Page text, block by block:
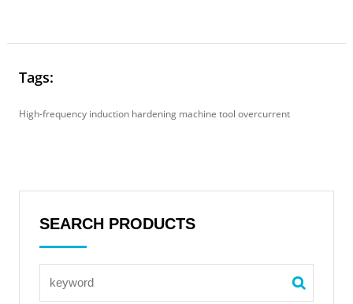
Tags:
High-frequency induction hardening machine tool overcurrent
SEARCH PRODUCTS